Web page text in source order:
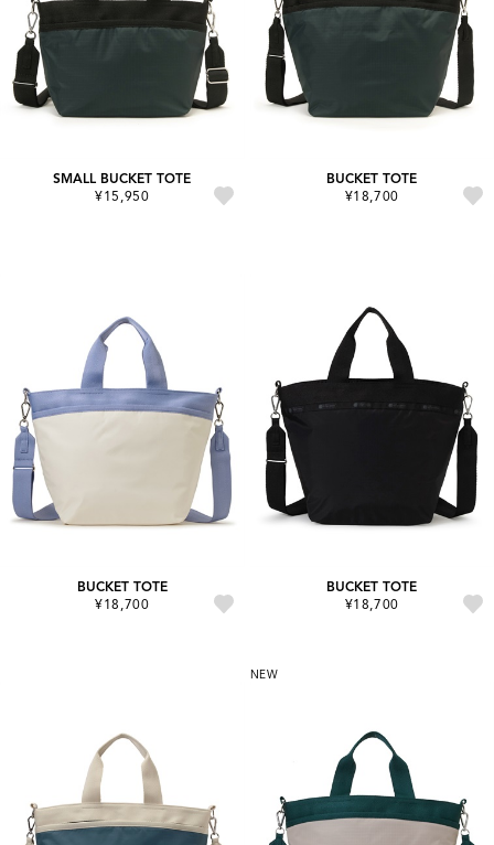
SMALL BUCKET TOTE
¥15,950
BUCKET TOTE
¥18,700
BUCKET TOTE
¥18,700
BUCKET TOTE
¥18,700
NEW